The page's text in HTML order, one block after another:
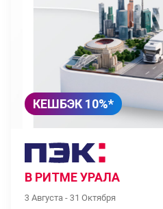
КЕШБЭК 10%*
В РИТМЕ УРАЛА
3 Августа - 31 Октября